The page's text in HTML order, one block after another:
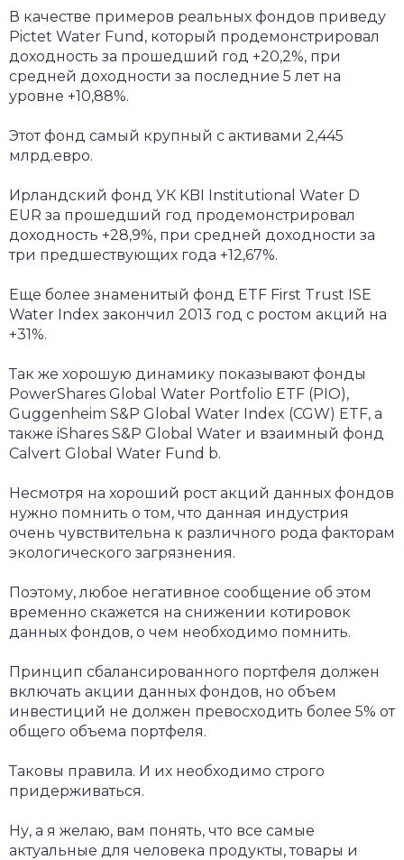
В качестве примеров реальных фондов приведу
Pictet Water Fund, который продемонстрировал
доходность за прошедший год +20,2%, при
средней доходности за последние 5 лет на
уровне +10,88%.
Этот фонд самый крупный с активами 2,445
млрд.евро.
Ирландский фонд УК KBI Institutional Water D
EUR за прошедший год продемонстрировал
доходность +28,9%, при средней доходности за
три предшествующих года +12,67%.
Еще более знаменитый фонд ETF First Trust ISE
Water Index закончил 2013 год с ростом акций на
+31%.
Так же хорошую динамику показывают фонды
PowerShares Global Water Portfolio ETF (PIO),
Guggenheim S&P Global Water Index (CGW) ETF, а
также iShares S&P Global Water и взаимный фонд
Calvert Global Water Fund b.
Несмотря на хороший рост акций данных фондов
нужно помнить о том, что данная индустрия
очень чувствительна к различного рода факторам
экологического загрязнения.
Поэтому, любое негативное сообщение об этом
временно скажется на снижении котировок
данных фондов, о чем необходимо помнить.
Принцип сбалансированного портфеля должен
включать акции данных фондов, но объем
инвестиций не должен превосходить более 5% от
общего объема портфеля.
Таковы правила. И их необходимо строго
придерживаться.
Ну, а я желаю, вам понять, что все самые
актуальные для человека продукты, товары и